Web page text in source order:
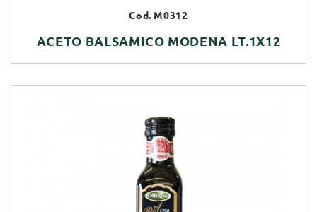
Cod. M0312
ACETO BALSAMICO MODENA LT.1X12